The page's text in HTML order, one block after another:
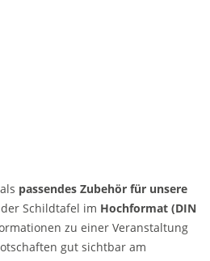
passendes Zubehör für unsere
Schildtafel im Hochformat (DIN
zu einer Veranstaltung
gut sichtbar am